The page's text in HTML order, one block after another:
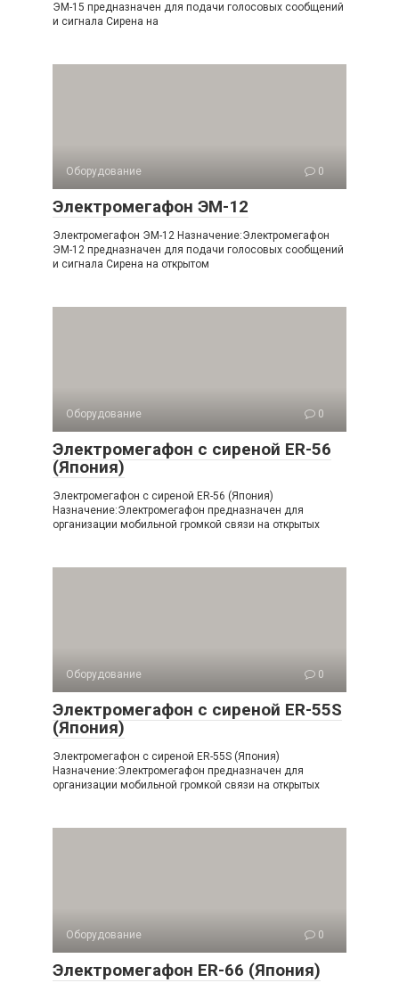
ЭМ-15 предназначен для подачи голосовых сообщений
и сигнала Сирена на
Оборудование 0
Электромегафон ЭМ-12
Электромегафон ЭМ-12 Назначение:Электромегафон
ЭМ-12 предназначен для подачи голосовых сообщений
и сигнала Сирена на открытом
Оборудование 0
Электромегафон с сиреной ER-56
(Япония)
Электромегафон с сиреной ER-56 (Япония)
Назначение:Электромегафон предназначен для
организации мобильной громкой связи на открытых
Оборудование 0
Электромегафон с сиреной ER-55S
(Япония)
Электромегафон с сиреной ER-55S (Япония)
Назначение:Электромегафон предназначен для
организации мобильной громкой связи на открытых
Оборудование 0
Электромегафон ER-66 (Япония)